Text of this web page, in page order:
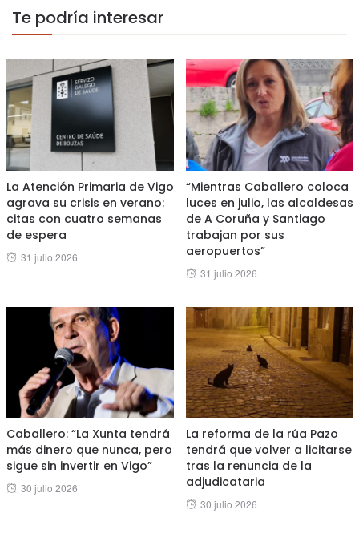
Te podría interesar
La Atención Primaria de Vigo
agrava su crisis en verano:
citas con cuatro semanas
de espera
Posted
31 julio 2026
“Mientras Caballero coloca
luces en julio, las alcaldesas
de A Coruña y Santiago
trabajan por sus
aeropuertos”
Posted
31 julio 2026
Caballero: “La Xunta tendrá
más dinero que nunca, pero
sigue sin invertir en Vigo”
Posted
30 julio 2026
La reforma de la rúa Pazo
tendrá que volver a licitarse
tras la renuncia de la
adjudicataria
Posted
30 julio 2026